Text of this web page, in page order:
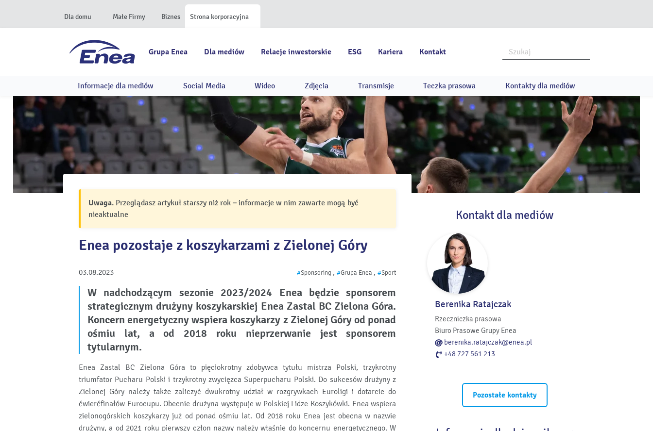
Dla domu Małe Firmy Biznes Strona korporacyjna
Grupa Enea Dla mediów Relacje inwestorskie ESG Kariera Kontakt
Informacje dla mediów Social Media Wideo Zdjęcia Transmisje Teczka prasowa Kontakty dla mediów
Uwaga. Przeglądasz artykuł starszy niż rok – informacje w nim zawarte mogą być
nieaktualne
Enea pozostaje z koszykarzami z Zielonej Góry
03.08.2023 #Sponsoring ,#Grupa Enea ,#Sport
W nadchodzącym sezonie 2023/2024 Enea będzie sponsorem
strategicznym drużyny koszykarskiej Enea Zastal BC Zielona Góra.
Koncern energetyczny wspiera koszykarzy z Zielonej Góry od ponad
ośmiu lat, a od 2018 roku nieprzerwanie jest sponsorem
tytularnym.
Enea Zastal BC Zielona Góra to pięciokrotny zdobywca tytułu mistrza Polski, trzykrotny
triumfator Pucharu Polski i trzykrotny zwycięzca Superpucharu Polski. Do sukcesów drużyny z
Zielonej Góry należy także zaliczyć dwukrotny udział w rozgrywkach Euroligi i dotarcie do
ćwierćfinałów Eurocupu. Obecnie drużyna występuje w Polskiej Lidze Koszykówki. Enea wspiera
zielonogórskich koszykarzy już od ponad ośmiu lat. Od 2018 roku Enea jest obecna w nazwie
drużyny, a od 2021 roku pierwszy człon nazwy należy właśnie do koncernu energetycznego. W
Kontakt dla mediów
Berenika Ratajczak
Rzeczniczka prasowa
Biuro Prasowe Grupy Enea
berenika.ratajczak@enea.pl
+48 727 561 213
Pozostałe kontakty